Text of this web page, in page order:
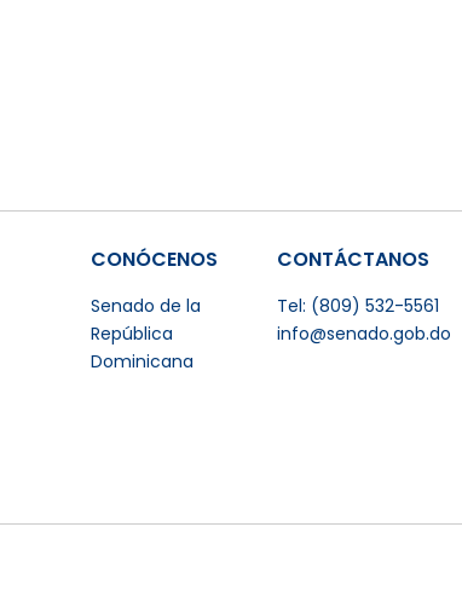
CONÓCENOS
Senado de la
República
Dominicana
CONTÁCTANOS
Tel: (809) 532-5561
info@senado.gob.do